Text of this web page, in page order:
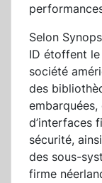
Selon
ID étoffent le
société
des
embarquées,
d’interfaces
sécurité,
des sous-
firme